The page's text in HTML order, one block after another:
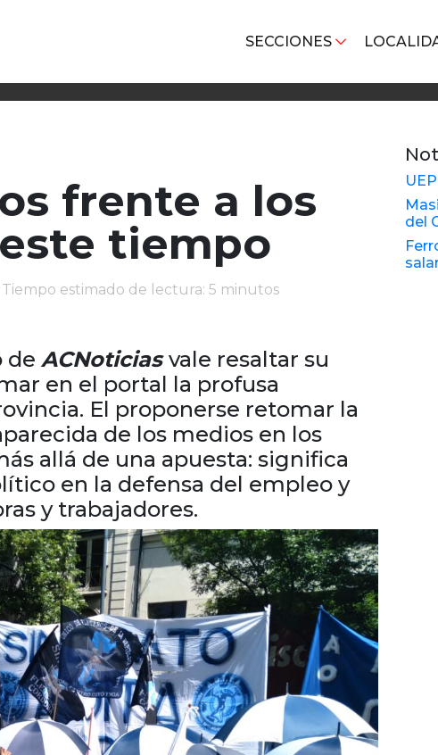
SECCIONES
frente a los
tiempo
Tiempo estimado de lectura: 5 minutos
de ACNoticiasvale resaltar su
en el portal la profusa
El proponerse retomar la
de los medios en los
allá de una apuesta: significa
en la defensa del empleo y
y trabajadores.
del